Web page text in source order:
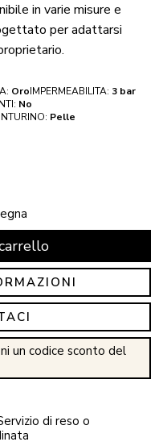
in varie misure e
per adattarsi
OroIMPERMEABILITA: 3 bar
No
Pelle
un codice sconto del
di reso o